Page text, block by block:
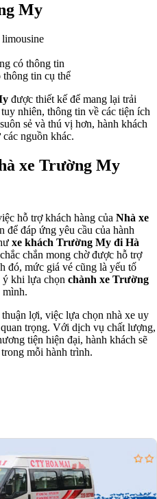
My
có thông tin
tin cụ thể
được thiết kế để mang lại trải
nhiên, thông tin về các tiện ích
sẻ và thú vị hơn, hành khách
nguồn khác.
xe Trường My
hỗ trợ khách hàng của Nhà xe
để đáp ứng yêu cầu của hành
xe khách Trường My đi Hà
chắn mong chờ được hỗ trợ
đó, mức giá vé cũng là yếu tố
ý khi lựa chọn chành xe Trường
mình.
lợi, việc lựa chọn nhà xe uy
trọng. Với dịch vụ chất lượng,
tiện hiện đại, hành khách sẽ
mỗi hành trình.